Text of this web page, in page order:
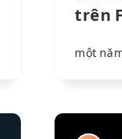
trên
một